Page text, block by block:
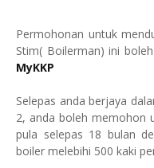
Permohonan untuk
Stim( Boilerman) ini
MyKKP
Selepas anda berjaya
2, anda boleh memohon
pula selepas 18 bulan
boiler melebihi 500 kaki